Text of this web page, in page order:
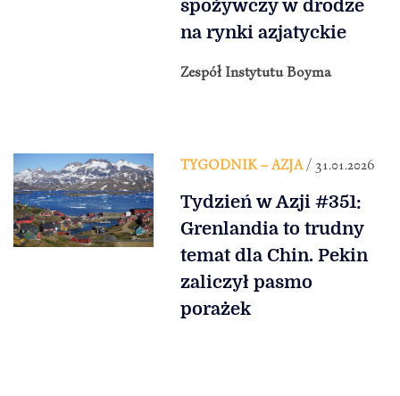
spożywczy w drodze
na rynki azjatyckie
Zespół Instytutu Boyma
TYGODNIK – AZJA/ 31.01.2026
Tydzień w Azji #351:
Grenlandia to trudny
temat dla Chin. Pekin
zaliczył pasmo
porażek